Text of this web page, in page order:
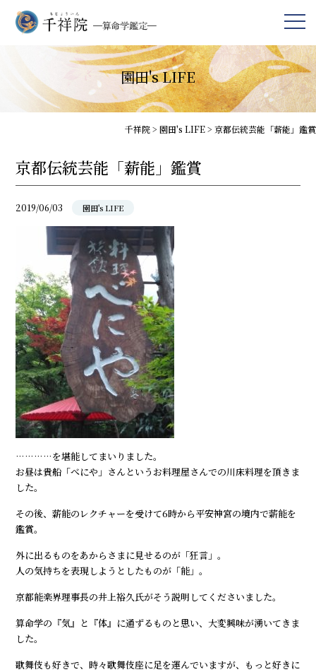
園田's LIFE
千祥院> 園田's LIFE> 京都伝統芸能「薪能」鑑賞
京都伝統芸能「薪能」鑑賞
2019/06/03 園田's LIFE
…………を堪能してまいりました。
お昼は貴船「べにや」さんというお料理屋さんでの川床料理を頂きま
した。
その後、薪能のレクチャーを受けて6時から平安神宮の境内で薪能を
鑑賞。
外に出るものをあからさまに見せるのが「狂言」。
人の気持ちを表現しようとしたものが「能」。
京都能楽界理事長の井上裕久氏がそう説明してくださいました。
算命学の『気』と『体』に通ずるものと思い、大変興味が湧いてきま
した。
歌舞伎も好きで、時々歌舞伎座に足を運んでいますが、もっと好きに